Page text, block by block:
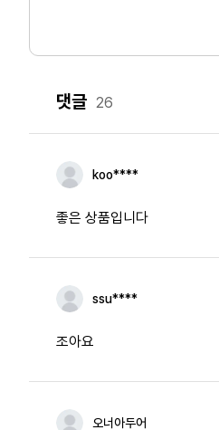
댓글 26
koo****
좋은 상품입니다
ssu****
조아요
오너아두어